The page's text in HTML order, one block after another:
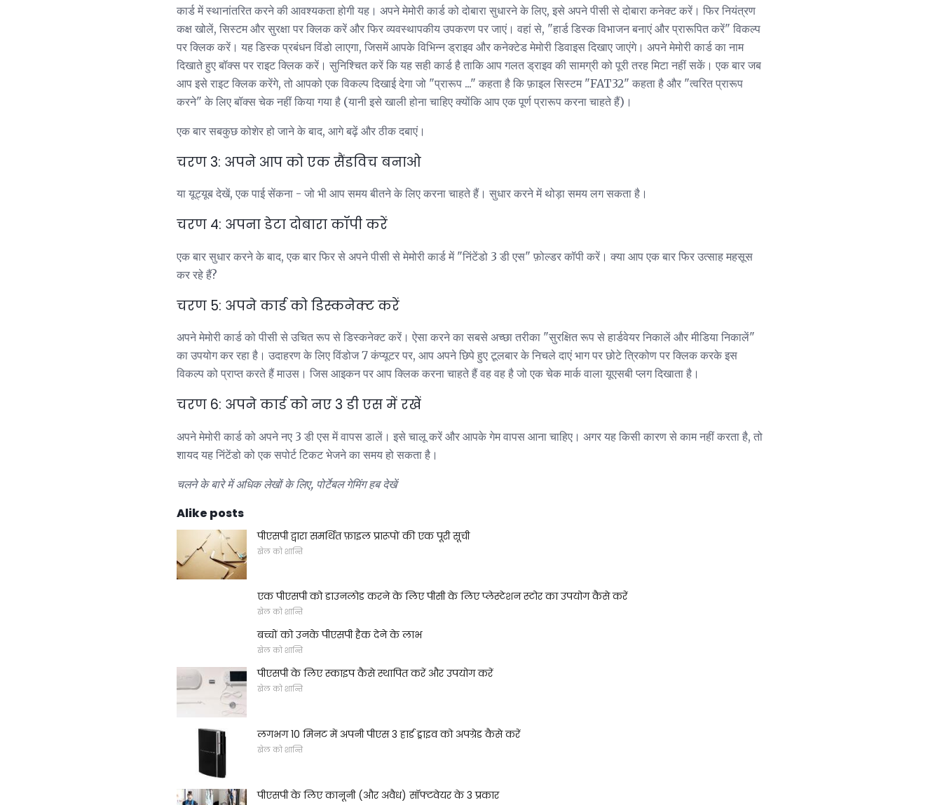
कार्ड में स्थानांतरित करने की आवश्यकता होगी यह। अपने मेमोरी कार्ड को दोबारा सुधारने के लिए, इसे अपने पीसी से दोबारा कनेक्ट करें। फिर नियंत्रण
कक्ष खोलें, सिस्टम और सुरक्षा पर क्लिक करें और फिर व्यवस्थापकीय उपकरण पर जाएं। वहां से, "हार्ड डिस्क विभाजन बनाएं और प्रारूपित करें" विकल्प
पर क्लिक करें। यह डिस्क प्रबंधन विंडो लाएगा, जिसमें आपके विभिन्न ड्राइव और कनेक्टेड मेमोरी डिवाइस दिखाए जाएंगे। अपने मेमोरी कार्ड का नाम
दिखाते हुए बॉक्स पर राइट क्लिक करें। सुनिश्चित करें कि यह सही कार्ड है ताकि आप गलत ड्राइव की सामग्री को पूरी तरह मिटा नहीं सकें। एक बार जब
आप इसे राइट क्लिक करेंगे, तो आपको एक विकल्प दिखाई देगा जो "प्रारूप ..." कहता है कि फ़ाइल सिस्टम "FAT32" कहता है और "त्वरित प्रारूप
करने" के लिए बॉक्स चेक नहीं किया गया है (यानी इसे खाली होना चाहिए क्योंकि आप एक पूर्ण प्रारूप करना चाहते हैं)।
एक बार सबकुछ कोशेर हो जाने के बाद, आगे बढ़ें और ठीक दबाएं।
चरण 3: अपने आप को एक सैंडविच बनाओ
या यूट्यूब देखें, एक पाई सेंकना - जो भी आप समय बीतने के लिए करना चाहते हैं। सुधार करने में थोड़ा समय लग सकता है।
चरण 4: अपना डेटा दोबारा कॉपी करें
एक बार सुधार करने के बाद, एक बार फिर से अपने पीसी से मेमोरी कार्ड में "निंटेंडो 3 डी एस" फ़ोल्डर कॉपी करें। क्या आप एक बार फिर उत्साह महसूस
कर रहे हैं?
चरण 5: अपने कार्ड को डिस्कनेक्ट करें
अपने मेमोरी कार्ड को पीसी से उचित रूप से डिस्कनेक्ट करें। ऐसा करने का सबसे अच्छा तरीका "सुरक्षित रूप से हार्डवेयर निकालें और मीडिया निकालें"
का उपयोग कर रहा है। उदाहरण के लिए विंडोज 7 कंप्यूटर पर, आप अपने छिपे हुए टूलबार के निचले दाएं भाग पर छोटे त्रिकोण पर क्लिक करके इस
विकल्प को प्राप्त करते हैं माउस। जिस आइकन पर आप क्लिक करना चाहते हैं वह वह है जो एक चेक मार्क वाला यूएसबी प्लग दिखाता है।
चरण 6: अपने कार्ड को नए 3 डी एस में रखें
अपने मेमोरी कार्ड को अपने नए 3 डी एस में वापस डालें। इसे चालू करें और आपके गेम वापस आना चाहिए। अगर यह किसी कारण से काम नहीं करता है, तो
शायद यह निंटेंडो को एक सपोर्ट टिकट भेजने का समय हो सकता है।
चलने के बारे में अधिक लेखों के लिए, पोर्टेबल गेमिंग हब देखें
Alike posts
पीएसपी द्वारा समर्थित फ़ाइल प्रारूपों की एक पूरी सूची
खेल को शान्ति
एक पीएसपी को डाउनलोड करने के लिए पीसी के लिए प्लेस्टेशन स्टोर का उपयोग कैसे करें
खेल को शान्ति
बच्चों को उनके पीएसपी हैक देने के लाभ
खेल को शान्ति
पीएसपी के लिए स्काइप कैसे स्थापित करें और उपयोग करें
खेल को शान्ति
लगभग 10 मिनट में अपनी पीएस 3 हार्ड ड्राइव को अपग्रेड कैसे करें
खेल को शान्ति
पीएसपी के लिए कानूनी (और अवैध) सॉफ्टवेयर के 3 प्रकार